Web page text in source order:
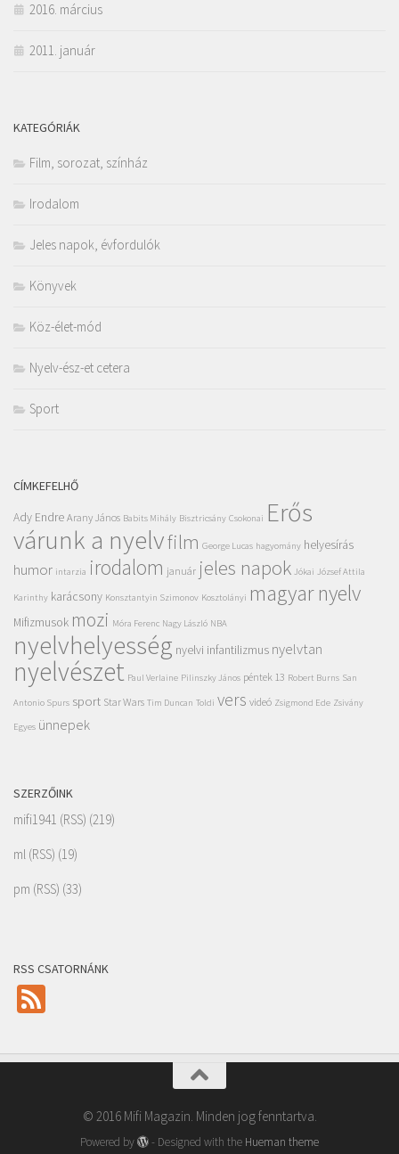
2016. március
2011. január
KATEGÓRIÁK
Film, sorozat, színház
Irodalom
Jeles napok, évfordulók
Könyvek
Köz-élet-mód
Nyelv-ész-et cetera
Sport
CÍMKEFELHŐ
Ady Endre Arany János Babits Mihály Bisztricsány Csokonai Erős
várunk a nyelvfilm George Lucas hagyomány helyesírás
humor intarzia irodalom január jeles napok Jókai József Attila
Karinthy karácsony Konsztantyin Szimonov Kosztolányi magyar nyelv
Mifizmusok mozi Móra Ferenc Nagy László NBA
nyelvhelyesség nyelvi infantilizmus nyelvtan
nyelvészet Paul Verlaine Pilinszky János péntek 13 Robert Burns San
Antonio Spurs sport Star Wars Tim Duncan Toldi vers videó Zsigmond Ede Zsivány
Egyes ünnepek
SZERZŐINK
mifi1941 (RSS) (219)
ml (RSS) (19)
pm (RSS) (33)
RSS CSATORNÁNK
© 2016 Mifi Magazin. Minden jog fenntartva.
Powered by - Designed with the Hueman theme